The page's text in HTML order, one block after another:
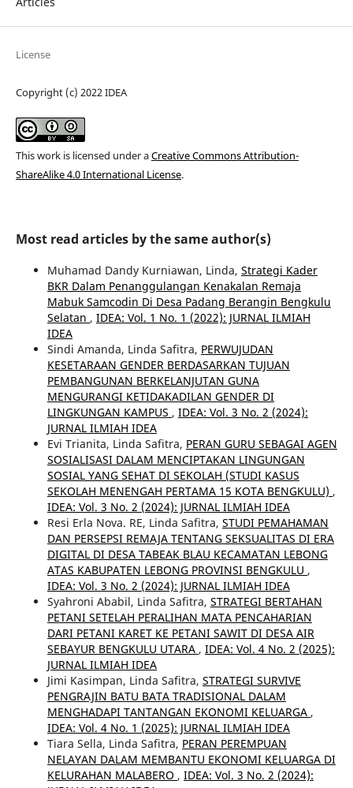
License
Copyright (c) 2022 IDEA
This work is licensed under aCreative Commons Attribution-
ShareAlike 4.0 International License.
Most read articles by the same author(s)
Muhamad Dandy Kurniawan, Linda, Strategi Kader
BKR Dalam Penanggulangan Kenakalan Remaja
Mabuk Samcodin Di Desa Padang Berangin Bengkulu
Selatan , IDEA: Vol. 1 No. 1 (2022): JURNAL ILMIAH
IDEA
Sindi Amanda, Linda Safitra, PERWUJUDAN
KESETARAAN GENDER BERDASARKAN TUJUAN
PEMBANGUNAN BERKELANJUTAN GUNA
MENGURANGI KETIDAKADILAN GENDER DI
LINGKUNGAN KAMPUS , IDEA: Vol. 3 No. 2 (2024):
JURNAL ILMIAH IDEA
Evi Trianita, Linda Safitra, PERAN GURU SEBAGAI AGEN
SOSIALISASI DALAM MENCIPTAKAN LINGUNGAN
SOSIAL YANG SEHAT DI SEKOLAH (STUDI KASUS
SEKOLAH MENENGAH PERTAMA 15 KOTA BENGKULU) ,
IDEA: Vol. 3 No. 2 (2024): JURNAL ILMIAH IDEA
Resi Erla Nova. RE, Linda Safitra, STUDI PEMAHAMAN
DAN PERSEPSI REMAJA TENTANG SEKSUALITAS DI ERA
DIGITAL DI DESA TABEAK BLAU KECAMATAN LEBONG
ATAS KABUPATEN LEBONG PROVINSI BENGKULU ,
IDEA: Vol. 3 No. 2 (2024): JURNAL ILMIAH IDEA
Syahroni Ababil, Linda Safitra, STRATEGI BERTAHAN
PETANI SETELAH PERALIHAN MATA PENCAHARIAN
DARI PETANI KARET KE PETANI SAWIT DI DESA AIR
SEBAYUR BENGKULU UTARA , IDEA: Vol. 4 No. 2 (2025):
JURNAL ILMIAH IDEA
Jimi Kasimpan, Linda Safitra, STRATEGI SURVIVE
PENGRAJIN BATU BATA TRADISIONAL DALAM
MENGHADAPI TANTANGAN EKONOMI KELUARGA ,
IDEA: Vol. 4 No. 1 (2025): JURNAL ILMIAH IDEA
Tiara Sella, Linda Safitra, PERAN PEREMPUAN
NELAYAN DALAM MEMBANTU EKONOMI KELUARGA DI
KELURAHAN MALABERO , IDEA: Vol. 3 No. 2 (2024):